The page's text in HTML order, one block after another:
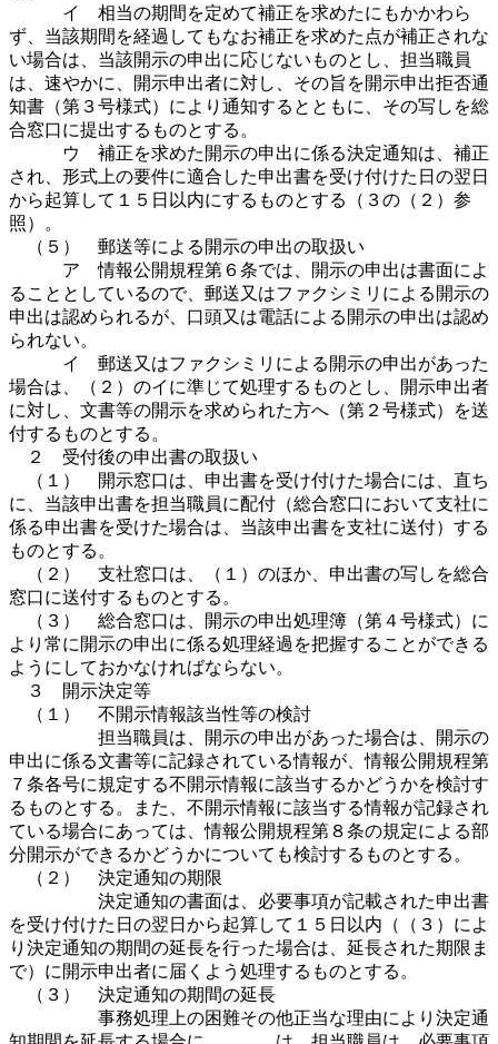
イ 相当の期間を定めて補正を求めたにもかかわら
ず、当該期間を経過してもなお補正を求めた点が補正されな
い場合は、当該開示の申出に応じないものとし、担当職員
は、速やかに、開示申出者に対し、その旨を開示申出拒否通
知書（第３号様式）により通知するとともに、その写しを総
合窓口に提出するものとする。
ウ 補正を求めた開示の申出に係る決定通知は、補正
され、形式上の要件に適合した申出書を受け付けた日の翌日
から起算して１５日以内にするものとする（３の（２）参
照）。
（５） 郵送等による開示の申出の取扱い
ア 情報公開規程第６条では、開示の申出は書面によ
ることとしているので、郵送又はファクシミリによる開示の
申出は認められるが、口頭又は電話による開示の申出は認め
られない。
イ 郵送又はファクシミリによる開示の申出があった
場合は、（２）のイに準じて処理するものとし、開示申出者
に対し、文書等の開示を求められた方へ（第２号様式）を送
付するものとする。
２ 受付後の申出書の取扱い
（１） 開示窓口は、申出書を受け付けた場合には、直ち
に、当該申出書を担当職員に配付（総合窓口において支社に
係る申出書を受けた場合は、当該申出書を支社に送付）する
ものとする。
（２） 支社窓口は、（１）のほか、申出書の写しを総合
窓口に送付するものとする。
（３） 総合窓口は、開示の申出処理簿（第４号様式）に
より常に開示の申出に係る処理経過を把握することができる
ようにしておかなければならない。
３ 開示決定等
（１） 不開示情報該当性等の検討
担当職員は、開示の申出があった場合は、開示の
申出に係る文書等に記録されている情報が、情報公開規程第
７条各号に規定する不開示情報に該当するかどうかを検討す
るものとする。また、不開示情報に該当する情報が記録され
ている場合にあっては、情報公開規程第８条の規定による部
分開示ができるかどうかについても検討するものとする。
（２） 決定通知の期限
決定通知の書面は、必要事項が記載された申出書
を受け付けた日の翌日から起算して１５日以内（（３）によ
り決定通知の期間の延長を行った場合は、延長された期限ま
で）に開示申出者に届くよう処理するものとする。
（３） 決定通知の期間の延長
事務処理上の困難その他正当な理由により決定通